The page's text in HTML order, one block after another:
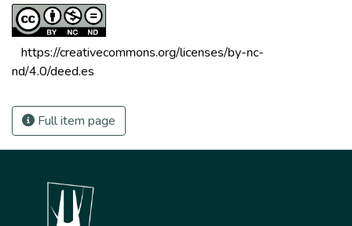
https://creativecommons.org/licenses/by-nc-
nd/4.0/deed.es
Full item page